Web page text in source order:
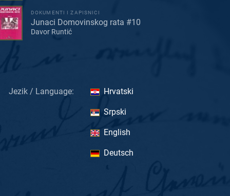
DOKUMENTI I ZAPISNICI
Junaci Domovinskog rata #10
Davor Runtić
Jezik / Language: Hrvatski
Srpski
English
Deutsch